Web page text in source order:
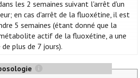
les 2 semaines suivant l'arrêt d'un
en cas d'arrêt de la fluoxétine, il est
5 semaines (étant donné que la
actif de la fluoxétine, a une
plus de 7 jours).